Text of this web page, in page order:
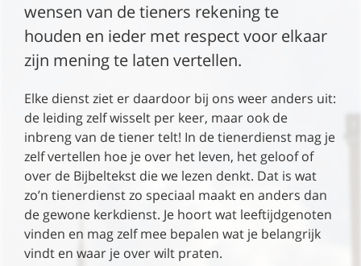
wensen van de tieners rekening te
houden en ieder met respect voor elkaar
zijn mening te laten vertellen.
Elke dienst ziet er daardoor bij ons weer anders uit:
de leiding zelf wisselt per keer, maar ook de
inbreng van de tiener telt! In de tienerdienst mag je
zelf vertellen hoe je over het leven, het geloof of
over de Bijbeltekst die we lezen denkt. Dat is wat
zo’n tienerdienst zo speciaal maakt en anders dan
de gewone kerkdienst. Je hoort wat leeftijdgenoten
vinden en mag zelf mee bepalen wat je belangrijk
vindt en waar je over wilt praten.